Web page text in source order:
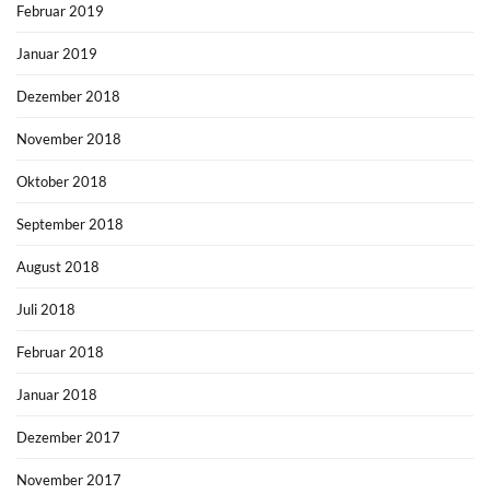
Februar 2019
Januar 2019
Dezember 2018
November 2018
Oktober 2018
September 2018
August 2018
Juli 2018
Februar 2018
Januar 2018
Dezember 2017
November 2017